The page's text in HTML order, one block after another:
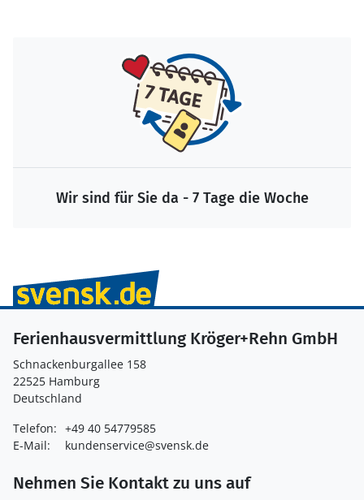
Wir sind für Sie da - 7 Tage die Woche
Ferienhausvermittlung Kröger+Rehn GmbH
Schnackenburgallee 158
22525 Hamburg
Deutschland
Telefon: +49 40 54779585
E-Mail:
kundenservice@svensk.de
Nehmen Sie Kontakt zu uns auf